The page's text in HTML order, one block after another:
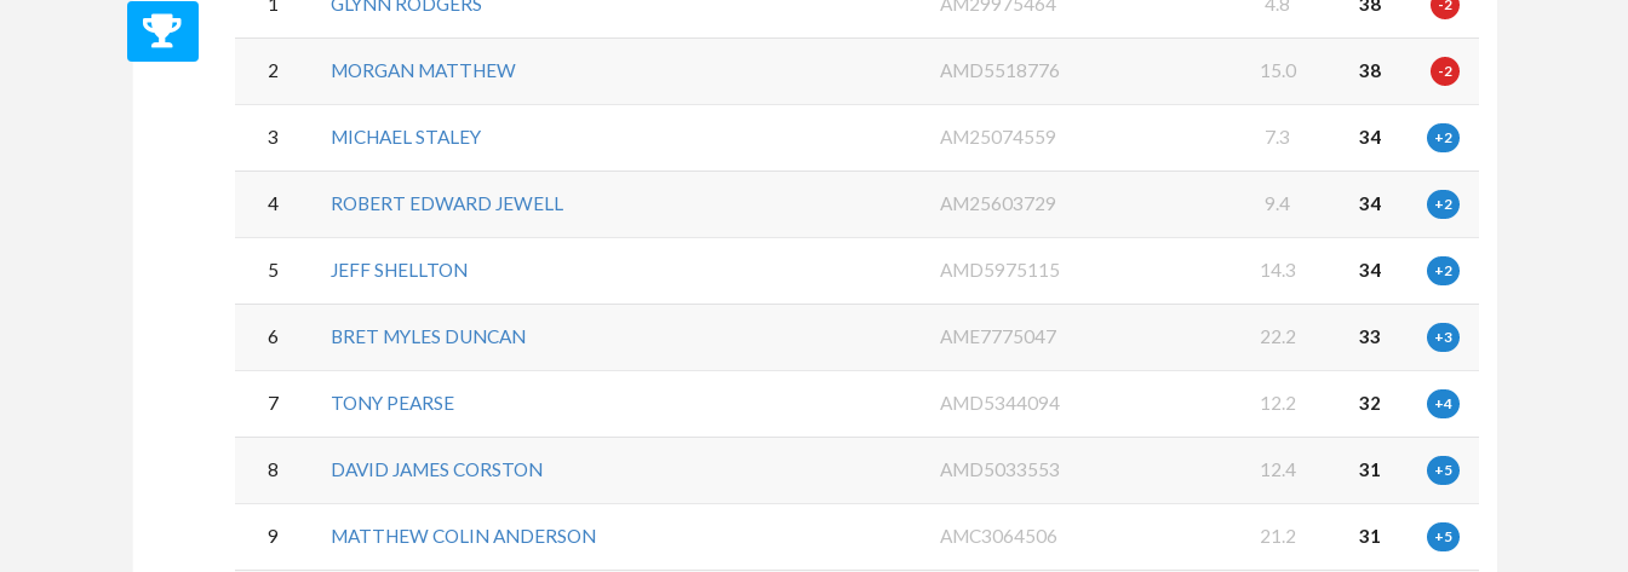
-2
2 MORGAN MATTHEW AMD5518776 15.0 38 -2
3 MICHAEL STALEY AM25074559 7.3 34 +2
4 ROBERT EDWARD JEWELL AM25603729 9.4 34 +2
5 JEFF SHELLTON AMD5975115 14.3 34 +2
6 BRET MYLES DUNCAN AME7775047 22.2 33 +3
7 TONY PEARSE AMD5344094 12.2 32 +4
8 DAVID JAMES CORSTON AMD5033553 12.4 31 +5
9 MATTHEW COLIN ANDERSON AMC3064506 21.2 31 +5